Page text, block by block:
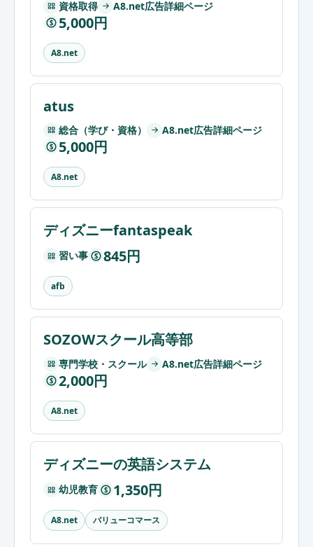
資格取得 A8.net広告詳細ページ
$ 5,000円
A8.net
atus
総合（学び・資格） A8.net広告詳細ページ
$ 5,000円
A8.net
ディズニーfantaspeak
習い事 $ 845円
afb
SOZOWスクール高等部
専門学校・スクール A8.net広告詳細ページ
$ 2,000円
A8.net
ディズニーの英語システム
幼児教育 $ 1,350円
A8.net バリューコマース